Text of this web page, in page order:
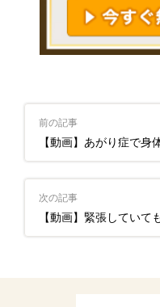
前の記事
【動画】あがり症で身
次の記事
【動画】緊張してい